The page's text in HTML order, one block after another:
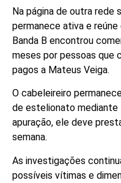
Na página de outra rede
permanece ativa e
Banda B encontrou
meses por pessoas que
pagos a Mateus Veiga.
O cabeleireiro
de estelionato mediante
apuração, ele deve
semana.
As investigações
possíveis vítimas e